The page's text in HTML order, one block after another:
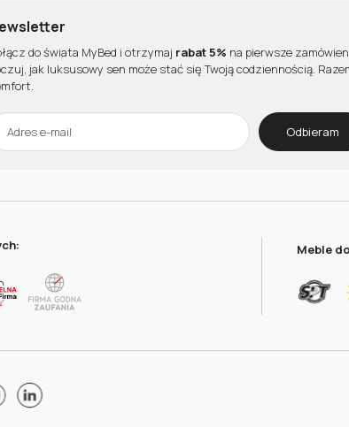
do świata MyBed i otrzymaj rabat 5% na pierwsze
jak luksusowy sen może stać się Twoją codziennością.
Odbieram
Meble